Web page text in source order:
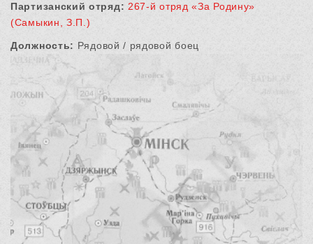
Партизанский отряд: 267-й отряд «За Родину»
(Самыкин, З.П.)
Должность: Рядовой / рядовой боец